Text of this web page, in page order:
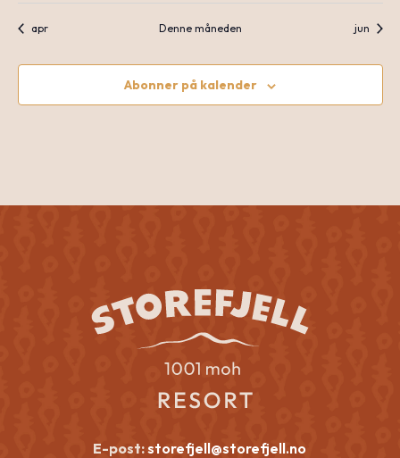
apr Denne måneden jun
Abonner på kalender
E-post:storefjell@storefjell.no